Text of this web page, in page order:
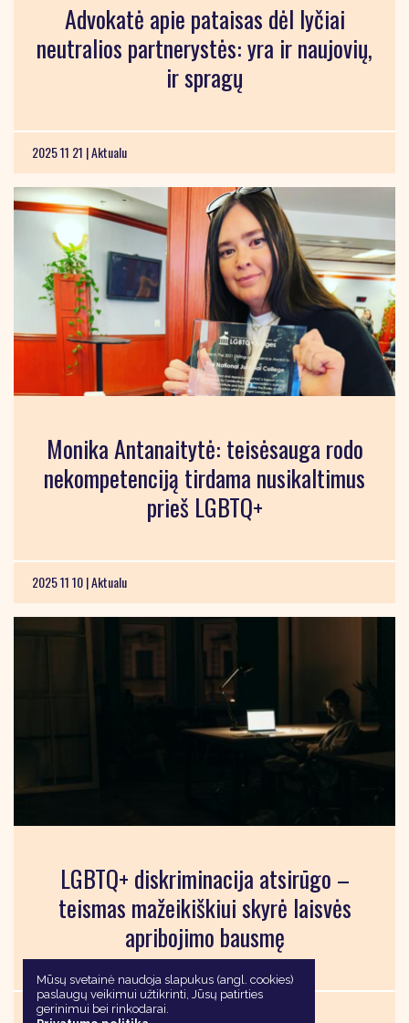
Advokatė apie pataisas dėl lyčiai
neutralios partnerystės: yra ir naujovių,
ir spragų
2025 11 21 |Aktualu
Monika Antanaitytė: teisėsauga rodo
nekompetenciją tirdama nusikaltimus
prieš LGBTQ+
2025 11 10 |Aktualu
LGBTQ+ diskriminacija atsirūgo –
teismas mažeikiškiui skyrė laisvės
apribojimo bausmę
2025 10 31 | Aktualu
Mūsų svetainė naudoja slapukus (angl. cookies)
paslaugų veikimui užtikrinti, Jūsų patirties
gerinimui bei rinkodarai.